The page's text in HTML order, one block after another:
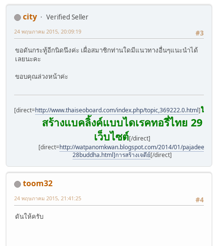
city
Verified Seller
#3
24 พฤษภาคม 2015, 20:09:19
ขอดันกระทู้อีกนิดนึงค่ะ เผื่อสมาชิกท่านใดมีแนวทางอื่นๆแนะนำได้
เลยนะคะ
ขอบคุณล่วงหน้าค่ะ
[direct=http://www.thaiseoboard.com/index.php/topic,369222.0.html]บริ
สร้างแบคลิ้งค์แบบไดเรคทอรี่ไทย 29
เว็บไซต์[/direct]
[direct=http://watpanomkwan.blogspot.com/2014/01/pajadee-
28buddha.html]การสร้างเจดีย์[/direct]
toom32
#4
24 พฤษภาคม 2015, 21:41:25
ดันให้ครับ